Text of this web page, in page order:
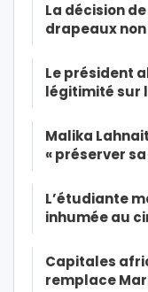
La décision
drapeaux
Le président
légitimité sur
Malika
« préserver
L’étudiante
inhumée au
Capitales
remplace